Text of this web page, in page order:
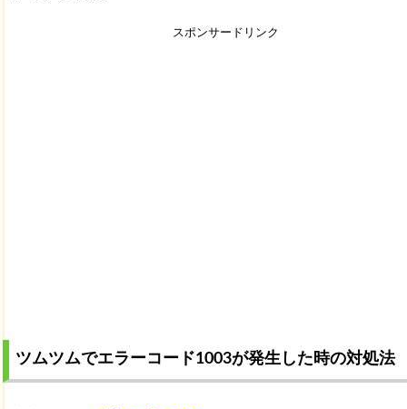
スポンサードリンク
ツムツムでエラーコード1003が発生した時の対処法